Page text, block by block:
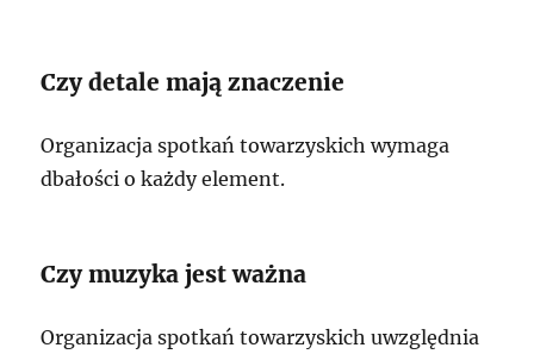
Czy detale mają znaczenie
Organizacja spotkań towarzyskich wymaga
dbałości o każdy element.
Czy muzyka jest ważna
Organizacja spotkań towarzyskich uwzględnia